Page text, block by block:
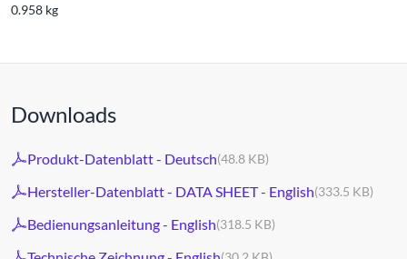
0.958 kg
Downloads
Produkt-Datenblatt - Deutsch(48.8 KB)
Hersteller-Datenblatt - DATA SHEET - English(333.5 KB)
Bedienungsanleitung - English(318.5 KB)